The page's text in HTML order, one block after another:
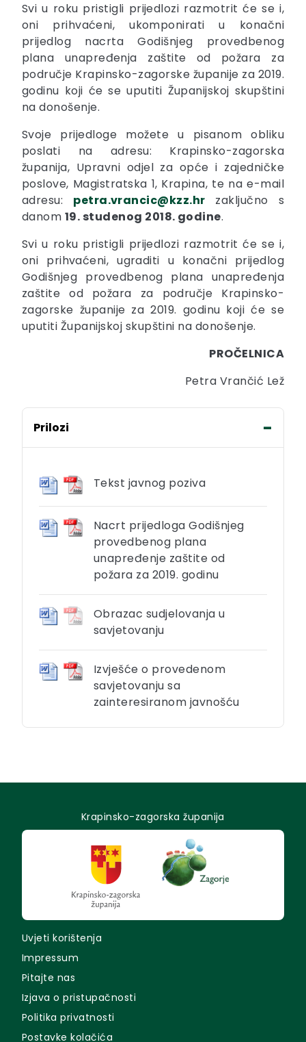
Svi u roku pristigli prijedlozi razmotrit će se i,
oni prihvaćeni, ukomponirati u konačni
prijedlog nacrta Godišnjeg provedbenog
plana unapređenja zaštite od požara za
područje Krapinsko-zagorske županije za 2019.
godinu koji će se uputiti Županijskoj skupštini
na donošenje.
Svoje prijedloge možete u pisanom obliku
poslati na adresu: Krapinsko-zagorska
županija, Upravni odjel za opće i zajedničke
poslove, Magistratska 1, Krapina, te na e-mail
adresu: petra.vrancic@kzz.hr zaključno s
danom 19. studenog 2018. godine.
Svi u roku pristigli prijedlozi razmotrit će se i,
oni prihvaćeni, ugraditi u konačni prijedlog
Godišnjeg provedbenog plana unapređenja
zaštite od požara za područje Krapinsko-
zagorske županije za 2019. godinu koji će se
uputiti Županijskoj skupštini na donošenje.
PROČELNICA
Petra Vrančić Lež
Prilozi
Tekst javnog poziva
Nacrt prijedloga Godišnjeg
provedbenog plana
unapređenje zaštite od
požara za 2019. godinu
Obrazac sudjelovanja u
savjetovanju
Izvješće o provedenom
savjetovanju sa
zainteresiranom javnošću
Krapinsko-zagorska županija
Uvjeti korištenja
Impressum
Pitajte nas
Izjava o pristupačnosti
Politika privatnosti
Postavke kolačića